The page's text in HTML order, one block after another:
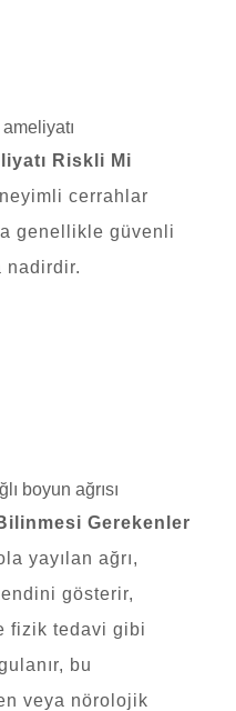
Riskli Mi
cerrahlar
genellikle güvenli
nadirdir.
Gerekenler
yayılan ağrı,
gösterir,
fizik tedavi gibi
bu
veya nörolojik